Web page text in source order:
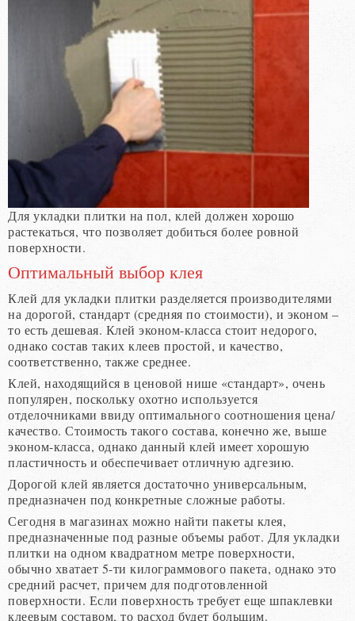
Для укладки плитки на пол, клей должен хорошо
растекаться, что позволяет добиться более ровной
поверхности.
Оптимальный выбор клея
Клей для укладки плитки разделяется производителями
на дорогой, стандарт (средняя по стоимости), и эконом –
то есть дешевая. Клей эконом-класса стоит недорого,
однако состав таких клеев простой, и качество,
соответственно, также среднее.
Клей, находящийся в ценовой нише «стандарт», очень
популярен, поскольку охотно используется
отделочниками ввиду оптимального соотношения цена/
качество. Стоимость такого состава, конечно же, выше
эконом-класса, однако данный клей имеет хорошую
пластичность и обеспечивает отличную адгезию.
Дорогой клей является достаточно универсальным,
предназначен под конкретные сложные работы.
Сегодня в магазинах можно найти пакеты клея,
предназначенные под разные объемы работ. Для укладки
плитки на одном квадратном метре поверхности,
обычно хватает 5-ти килограммового пакета, однако это
средний расчет, причем для подготовленной
поверхности. Если поверхность требует еще шпаклевки
клеевым составом, то расход будет большим.